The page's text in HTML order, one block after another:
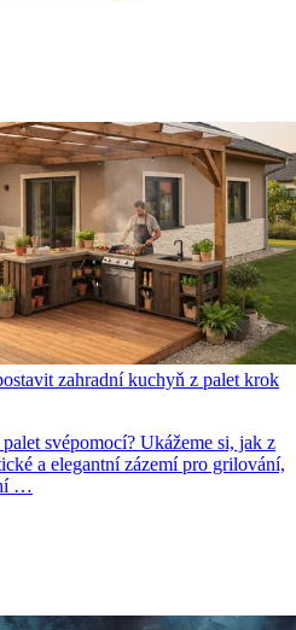
zahradní kuchyň z palet krok
svépomocí? Ukážeme si, jak z
a elegantní zázemí pro grilování,
…